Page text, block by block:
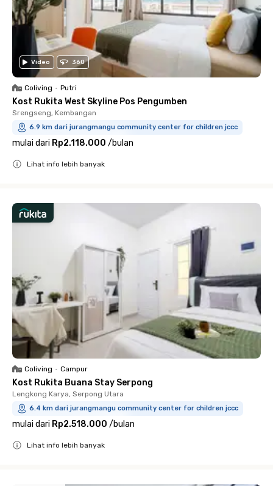
Video 360
Coliving • Putri
Kost Rukita West Skyline Pos Pengumben
Srengseng, Kembangan
6.9 km dari jurangmangu community center for children jccc
mulai dari Rp2.118.000 /bulan
Lihat info lebih banyak
Coliving • Campur
Kost Rukita Buana Stay Serpong
Lengkong Karya, Serpong Utara
6.4 km dari jurangmangu community center for children jccc
mulai dari Rp2.518.000 /bulan
Lihat info lebih banyak